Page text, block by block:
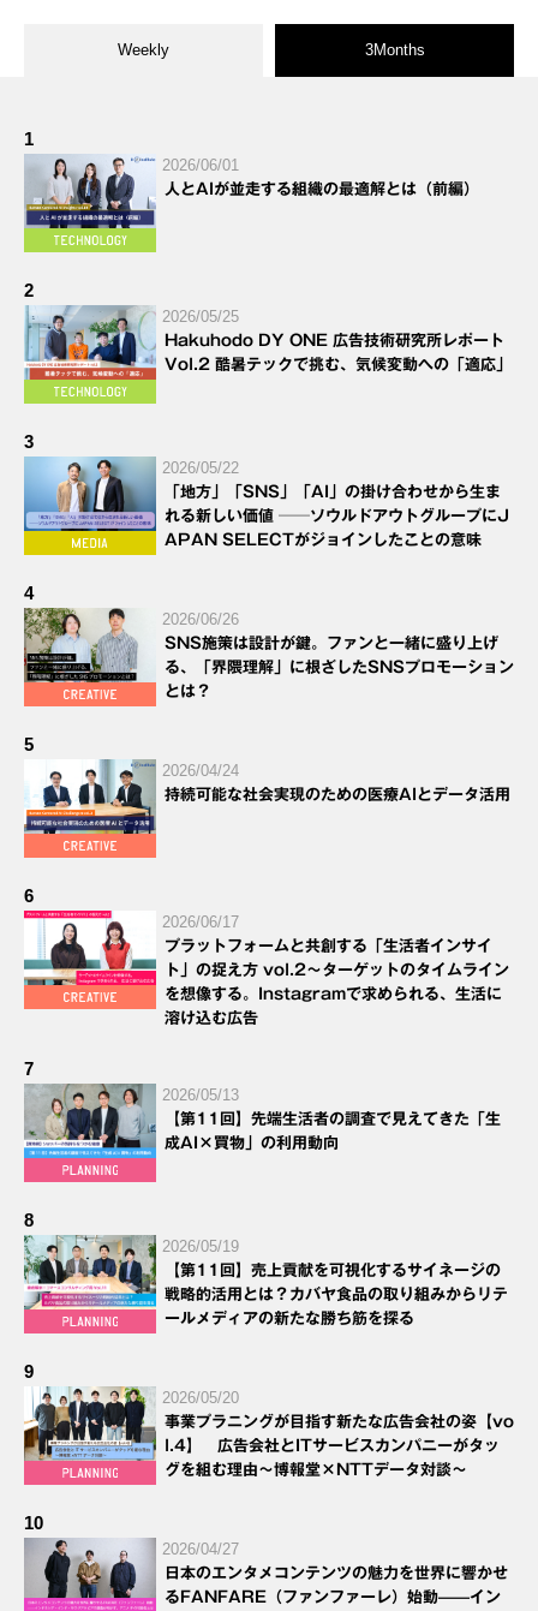
Weekly 3Months
1
2026/06/01
人とAIが並走する組織の最適解とは（前編）
2
2026/05/25
Hakuhodo DY ONE 広告技術研究所レポート
Vol.2 酷暑テックで挑む、気候変動への「適応」
3
2026/05/22
「地方」「SNS」「AI」の掛け合わせから生ま
れる新しい価値 ──ソウルドアウトグループにJ
APAN SELECTがジョインしたことの意味
4
2026/06/26
SNS施策は設計が鍵。ファンと一緒に盛り上げ
る、「界隈理解」に根ざしたSNSプロモーション
とは？
5
2026/04/24
持続可能な社会実現のための医療AIとデータ活用
6
2026/06/17
プラットフォームと共創する「生活者インサイ
ト」の捉え方 vol.2～ターゲットのタイムライン
を想像する。Instagramで求められる、生活に
溶け込む広告
7
2026/05/13
【第11回】先端生活者の調査で見えてきた「生
成AI×買物」の利用動向
8
2026/05/19
【第11回】売上貢献を可視化するサイネージの
戦略的活用とは？カバヤ食品の取り組みからリテ
ールメディアの新たな勝ち筋を探る
9
2026/05/20
事業プラニングが目指す新たな広告会社の姿【vo
l.4】 広告会社とITサービスカンパニーがタッ
グを組む理由～博報堂×NTTデータ対談～
10
2026/04/27
日本のエンタメコンテンツの魅力を世界に響かせ
るFANFARE（ファンファーレ）始動——イン